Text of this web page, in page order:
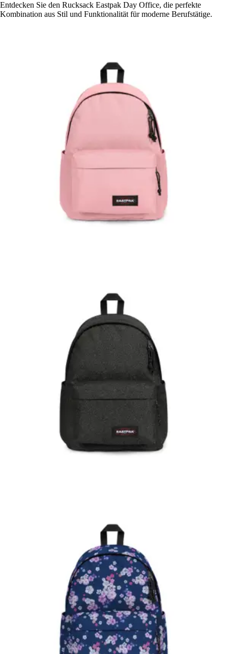
Entdecken Sie den Rucksack Eastpak Day Office, die perfekte
Kombination aus Stil und Funktionalität für moderne Berufstätige.